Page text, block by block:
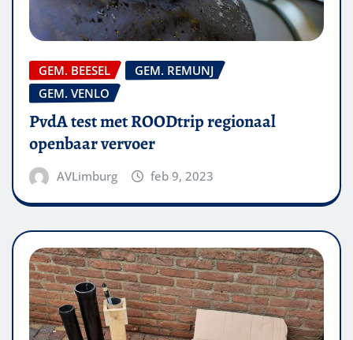
GEM. BEESEL
GEM. REMUNJ
GEM. VENLO
PvdA test met ROODtrip regionaal
openbaar vervoer
AVLimburg feb 9, 2023